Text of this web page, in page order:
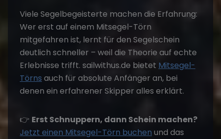
Viele Segelbegeisterte machen die Erfahrung:
Wer erst auf einem Mitsegel-Törn
mitgefahren ist, lernt für den Segelschein
deutlich schneller – weil die Theorie auf echte
Erlebnisse trifft. sailwithus.de bietet Mitsegel-
Törns auch für absolute Anfänger an, bei
denen ein erfahrener Skipper alles erklärt.
👉 Erst Schnuppern, dann Schein machen?
Jetzt einen Mitsegel-Törn buchen und das